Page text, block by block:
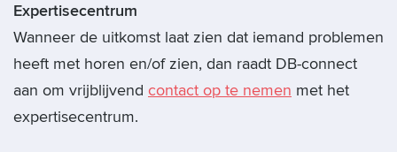
Expertisecentrum
Wanneer de uitkomst laat zien dat iemand problemen
heeft met horen en/of zien, dan raadt DB-connect
aan om vrijblijvend contact op te nemen met het
expertisecentrum.